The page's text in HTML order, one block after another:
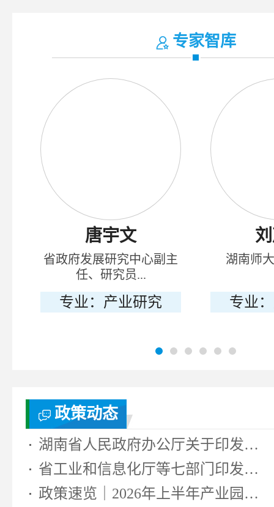
专家智库
唐宇文
省政府发展研究中心副主
任、研究员...
专业：产业研究
湖南师
专业
政策动态
湖南省人民政府办公厅关于印发《湖...
省工业和信息化厅等七部门印发《湖...
政策速览｜2026年上半年产业园区相...